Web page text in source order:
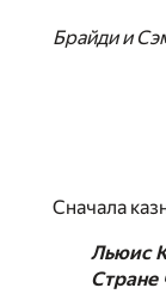
Брайди и
Сначала
Льюис
Стране